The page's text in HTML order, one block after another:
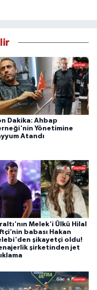
Dakika: Ahbap
Yönetimine
Atandı
Melek'i Ülkü Hilal
babası Hakan
şikayetçi oldu!
şirketinden jet